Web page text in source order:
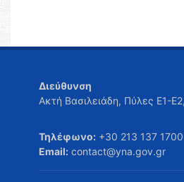
Διεύθυνση
Ακτή Βασιλειάδη, Πύλες Ε1-
Τηλέφωνο: +30 213 137 1700
Email: contact@yna.gov.gr